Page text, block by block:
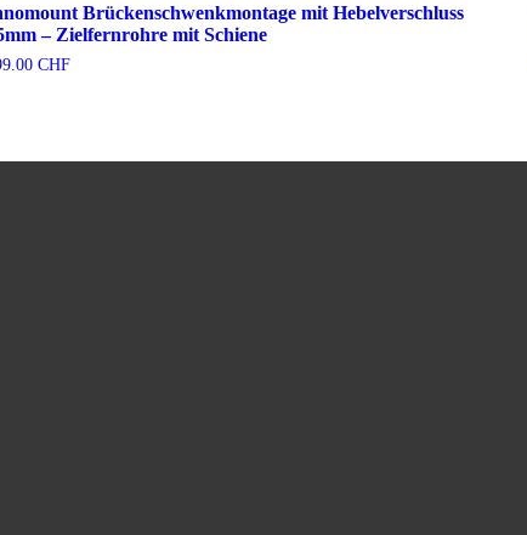
Brückenschwenkmontage mit Hebelverschluss
– Zielfernrohre mit Schiene
CHF